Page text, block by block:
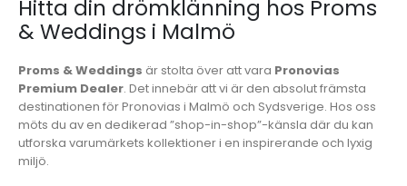
Hitta din drömklänning hos Proms
& Weddings i Malmö
Proms & Weddings är stolta över att vara Pronovias
Premium Dealer. Det innebär att vi är den absolut främsta
destinationen för Pronovias i Malmö och Sydsverige. Hos oss
möts du av en dedikerad ”shop-in-shop”-känsla där du kan
utforska varumärkets kollektioner i en inspirerande och lyxig
miljö.